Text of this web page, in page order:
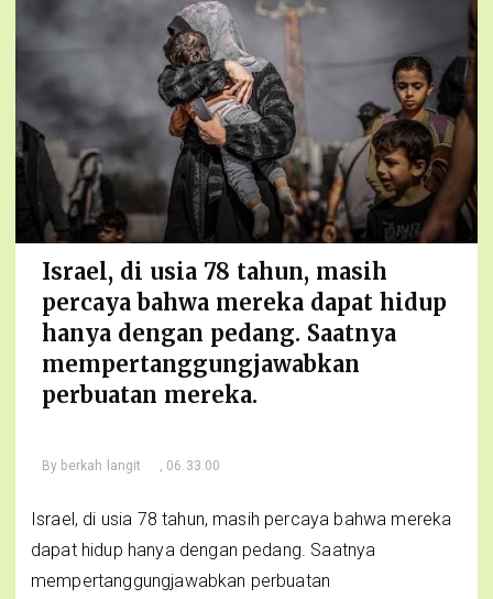
Israel, di usia 78 tahun, masih
percaya bahwa mereka dapat hidup
hanya dengan pedang. Saatnya
mempertanggungjawabkan
perbuatan mereka.
By berkah langit , 06.33.00
Israel, di usia 78 tahun, masih percaya bahwa mereka
dapat hidup hanya dengan pedang. Saatnya
mempertanggungjawabkan perbuatan